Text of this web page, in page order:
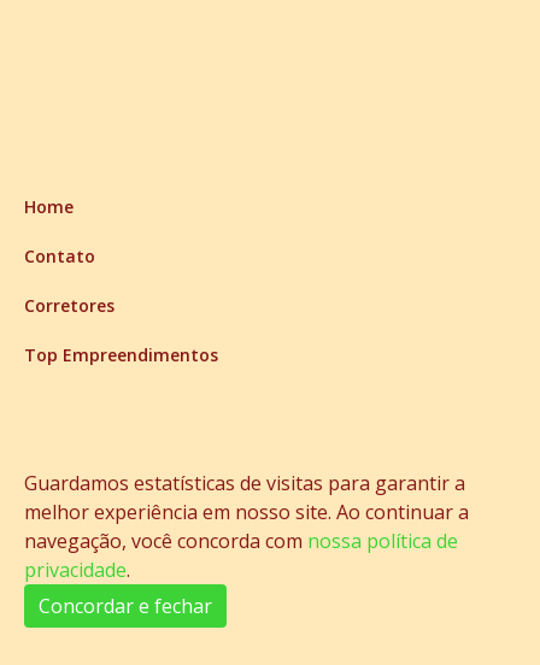
Guardamos estatísticas de visitas para garantir a
melhor experiência em nosso site. Ao continuar a
navegação, você concorda com nossa política de
privacidade.
Concordar e fechar
Home
Contato
Corretores
Top Empreendimentos
Top 9 Financiamento Bancário
Top 9 Financiamento Direto
Top 9 Vista Total para o Mar